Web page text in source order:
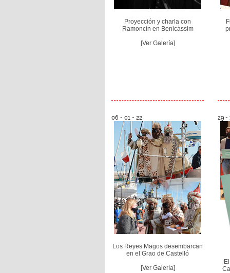
Proyección y charla con
Ramoncín en Benicàssim
[Ver Galería]
06 - 01 - 22
Los Reyes Magos desembarcan
en el Grao de Castelló
[Ver Galería]
29 -